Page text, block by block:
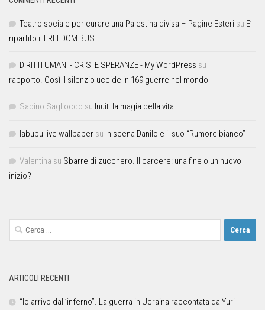
Teatro sociale per curare una Palestina divisa – Pagine Esteri su E’
ripartito il FREEDOM BUS
DIRITTI UMANI - CRISI E SPERANZE - My WordPress su Il
rapporto. Così il silenzio uccide in 169 guerre nel mondo
Sabino Sagliocco su Inuit: la magia della vita
labubu live wallpaper su In scena Danilo e il suo “Rumore bianco”
Valentina su Sbarre di zucchero. Il carcere: una fine o un nuovo
inizio?
ARTICOLI RECENTI
“Io arrivo dall’inferno”. La guerra in Ucraina raccontata da Yuri